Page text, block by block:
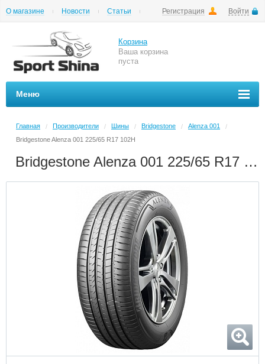
Регистрация Войти
О магазине Новости
Статьи
Корзина
Ваша корзина
пуста
Меню
Главная / Производители / Шины / Bridgestone / Alenza 001
/
Bridgestone Alenza 001 225/65 R17 102H
Bridgestone Alenza 001 225/65 R17 102H